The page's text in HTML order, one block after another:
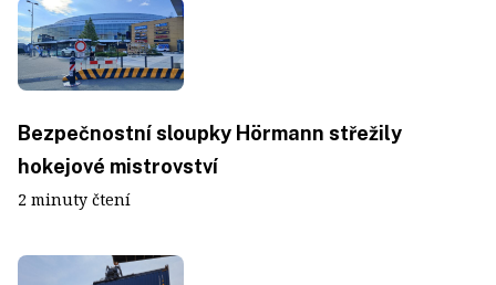
Bezpečnostní sloupky Hörmann střežily
hokejové mistrovství
2 minuty čtení